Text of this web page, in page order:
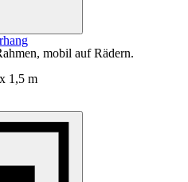
mobil auf Rädern.
1,5 m